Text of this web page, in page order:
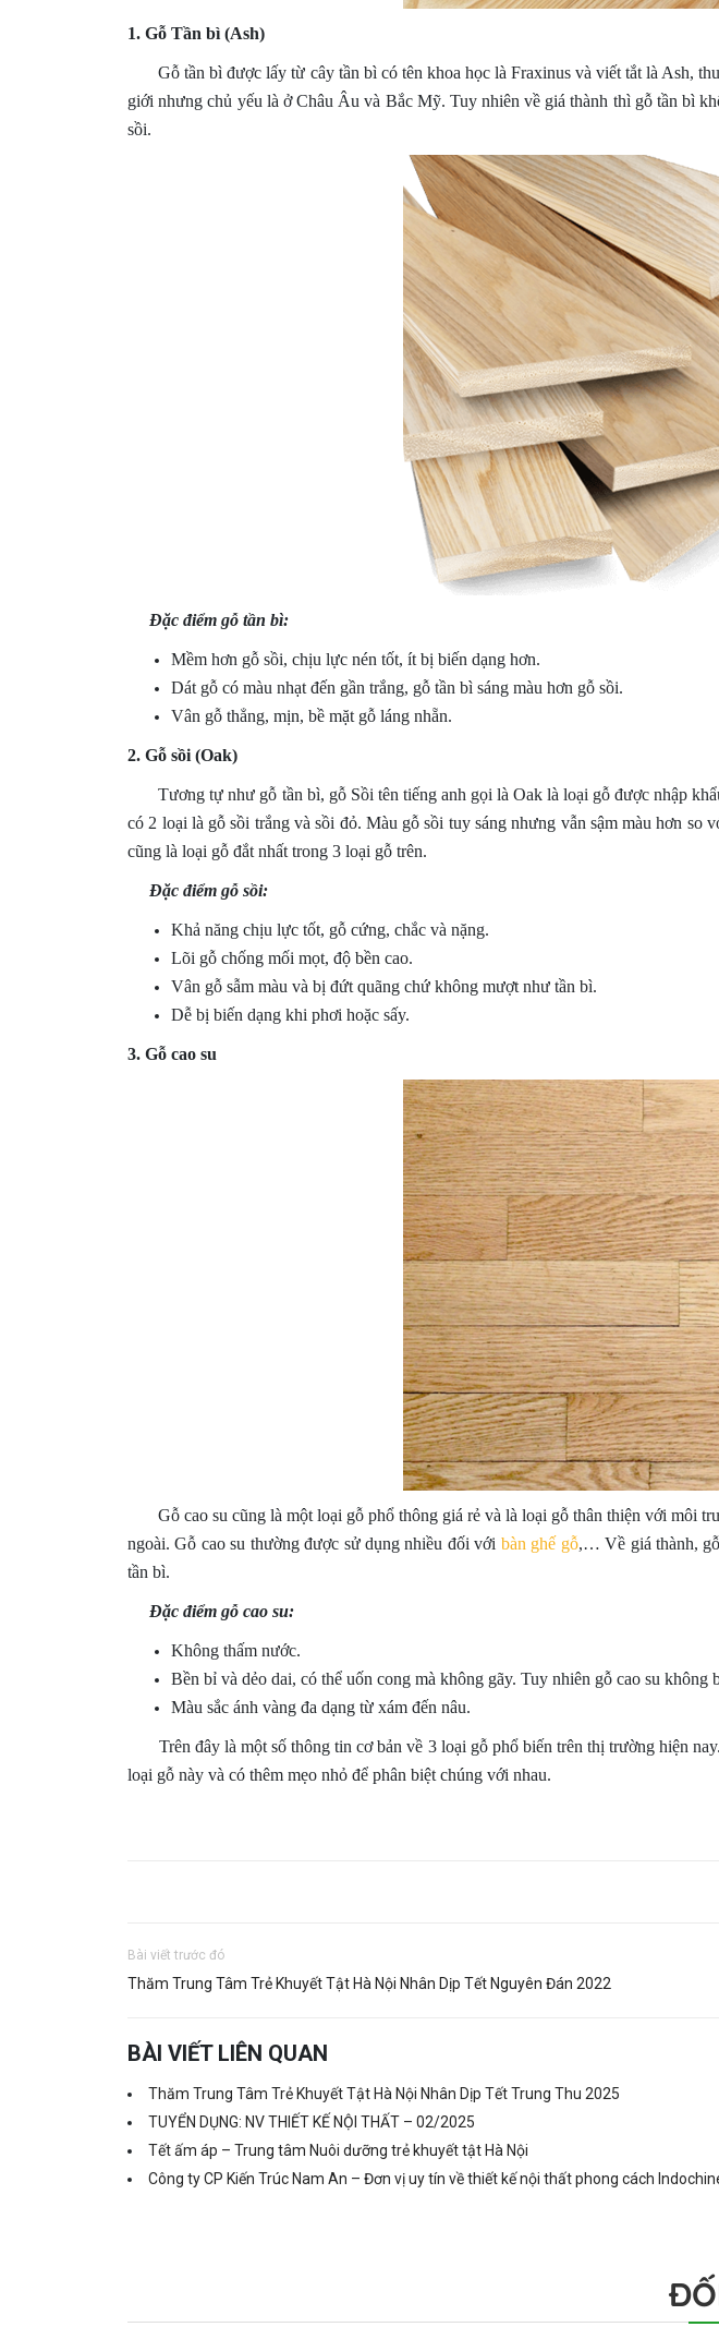
1. Gỗ Tần bì (Ash)
Gỗ tần bì được lấy từ cây tần bì có tên khoa học là Fraxinus và viết tắt là Ash,
giới nhưng chủ yếu là ở Châu Âu và Bắc Mỹ. Tuy nhiên về giá thành thì gỗ tần bì
sồi.
Đặc điểm gỗ tần bì:
Mềm hơn gỗ sồi, chịu lực nén tốt, ít bị biến dạng hơn.
Dát gỗ có màu nhạt đến gần trắng, gỗ tần bì sáng màu hơn gỗ sồi.
Vân gỗ thẳng, mịn, bề mặt gỗ láng nhẵn.
2. Gỗ sồi (Oak)
Tương tự như gỗ tần bì, gỗ Sồi tên tiếng anh gọi là Oak là loại gỗ được nhập
có 2 loại là gỗ sồi trắng và sồi đỏ. Màu gỗ sồi tuy sáng nhưng vẫn sậm màu hơn
cũng là loại gỗ đắt nhất trong 3 loại gỗ trên.
Đặc điểm gỗ sồi:
Khả năng chịu lực tốt, gỗ cứng, chắc và nặng.
Lõi gỗ chống mối mọt, độ bền cao.
Vân gỗ sẫm màu và bị đứt quãng chứ không mượt như tần bì.
Dễ bị biến dạng khi phơi hoặc sấy.
3. Gỗ cao su
Gỗ cao su cũng là một loại gỗ phổ thông giá rẻ và là loại gỗ thân thiện với môi
ngoài. Gỗ cao su thường được sử dụng nhiều đối với bàn ghế gỗ,… Về giá thành,
tần bì.
Đặc điểm gỗ cao su:
Không thấm nước.
Bền bỉ và dẻo dai, có thể uốn cong mà không gãy. Tuy nhiên gỗ cao su không
Màu sắc ánh vàng đa dạng từ xám đến nâu.
Trên đây là một số thông tin cơ bản về 3 loại gỗ phổ biến trên thị trường hiện
loại gỗ này và có thêm mẹo nhỏ để phân biệt chúng với nhau.
Bài viết trước đó
Thăm Trung Tâm Trẻ Khuyết Tật Hà Nội Nhân Dịp Tết Nguyên Đán 2022
BÀI VIẾT LIÊN QUAN
Thăm Trung Tâm Trẻ Khuyết Tật Hà Nội Nhân Dịp Tết Trung Thu 2025
TUYỂN DỤNG: NV THIẾT KẾ NỘI THẤT – 02/2025
Tết ấm áp – Trung tâm Nuôi dưỡng trẻ khuyết tật Hà Nội
Công ty CP Kiến Trúc Nam An – Đơn vị uy tín về thiết kế nội thất phong cách